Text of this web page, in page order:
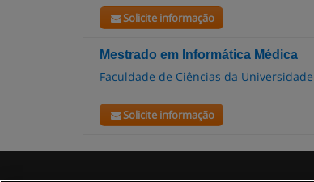
Solicite informação
Mestrado em Informática Médica
Faculdade de Ciências da
Solicite informação